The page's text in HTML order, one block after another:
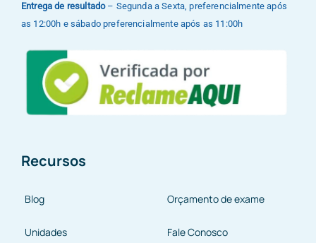
Entrega de resultado– Segunda a Sexta, preferencialmente após
as 12:00h e sábado preferencialmente após as 11:00h
Recursos
Blog
Unidades
Orçamento de exame
Fale Conosco